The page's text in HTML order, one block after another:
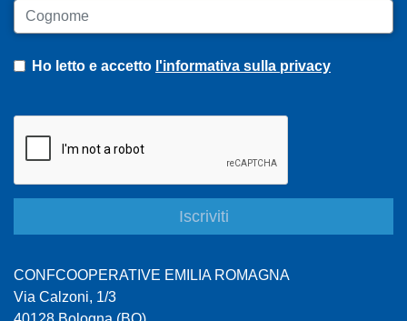
Cognome
Ho letto e accetto l'informativa sulla privacy
CONFCOOPERATIVE EMILIA ROMAGNA
Via Calzoni, 1/3